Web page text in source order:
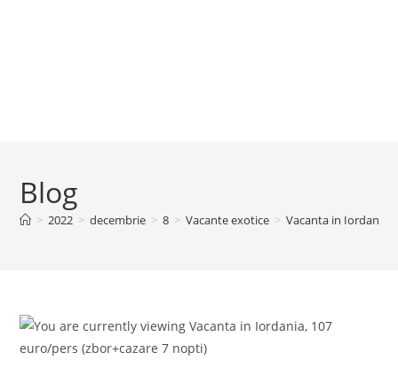
Blog
> 2022 > decembrie > 8 > Vacante exotice > Vacanta in Iordania,